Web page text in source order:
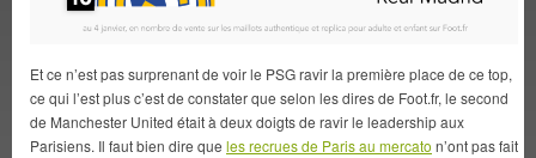
Et ce n’est pas surprenant de voir le PSG ravir la première place de ce top,
ce qui l’est plus c’est de constater que selon les dires de Foot.fr, le second
de Manchester United était à deux doigts de ravir le leadership aux
Parisiens. Il faut bien dire que les recrues de Paris au mercato n’ont pas fait